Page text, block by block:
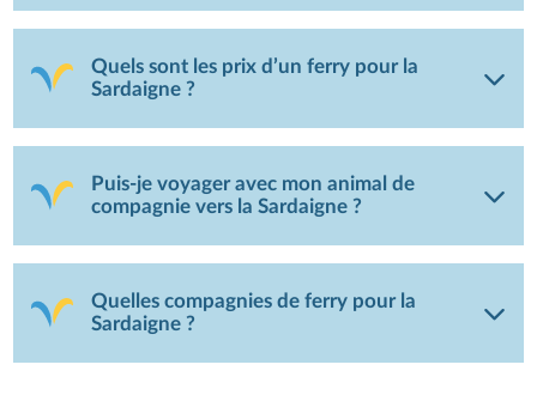
Quels sont les prix d’un ferry pour la
Sardaigne ?
Puis-je voyager avec mon animal de
compagnie vers la Sardaigne ?
Quelles compagnies de ferry pour la
Sardaigne ?